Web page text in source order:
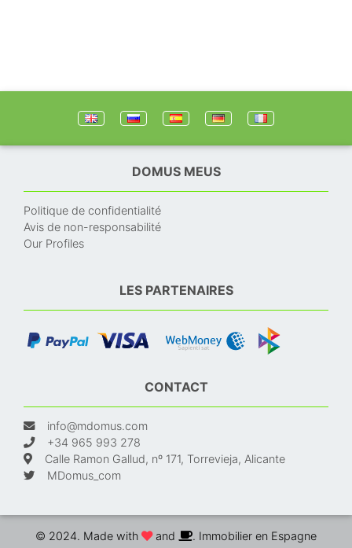
DOMUS MEUS
Politique de confidentialité
Avis de non-responsabilité
Our Profiles
LES PARTENAIRES
CONTACT
info@mdomus.com
+34 965 993 278
Calle Ramon Gallud, nº 171, Torrevieja, Alicante
MDomus_com
© 2024. Made with and . Immobilier en Espagne